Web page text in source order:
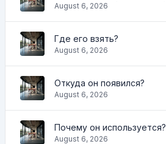
August 6, 2026
Где его взять?
August 6, 2026
Откуда он появился?
August 6, 2026
Почему он используется?
August 6, 2026